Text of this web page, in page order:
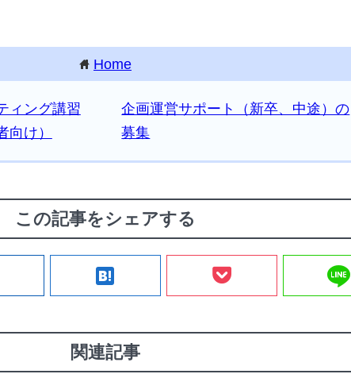
home Home
ィング講習
け）
企画運営サポート（新卒、中途）の
募集
この記事をシェアする
hatenabookmark line
関連記事